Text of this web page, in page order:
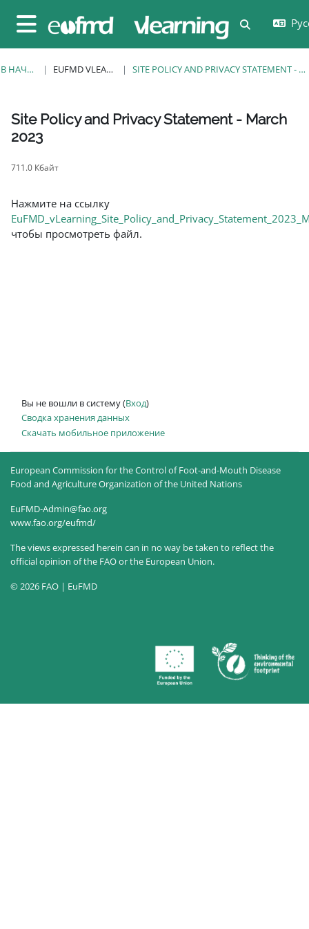
Боковая панель
Изменить
В НАЧАЛО EUFMD VLEARNING SITE POLICY AND PRIVACY STATEMENT - MARCH 2023
Site Policy and Privacy Statement - March
2023
711.0 Кбайт
Нажмите на ссылку
чтобы просмотреть файл.
Вы не вошли в систему (Вход)
Сводка хранения данных
Скачать мобильное приложение
European Commission for the Control of Foot-and-Mouth Disease
Food and Agriculture Organization of the United Nations
EuFMD-Admin@fao.org
www.fao.org/eufmd/
The views expressed herein can in no way be taken to reflect the
official opinion of the FAO or the European Union.
© 2026 FAO | EuFMD